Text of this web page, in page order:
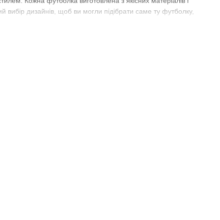
дизайнів, щоб ви могли підібрати саме ту футболку,